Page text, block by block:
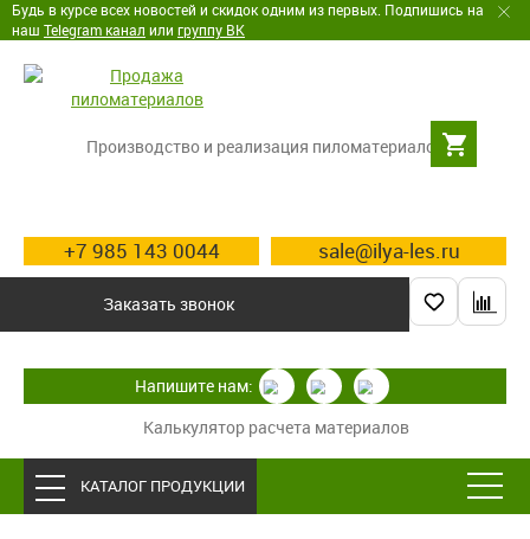
Будь в курсе всех новостей и скидок одним из первых. Подпишись на
наш Telegram канал или группу ВК
Производство и реализация пиломатериалов
+7 985 143 0044 sale@ilya-les.ru
Заказать звонок
Калькулятор расчета материалов
Напишите нам:
КАТАЛОГ ПРОДУКЦИИ